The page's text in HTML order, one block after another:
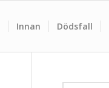
Innan Dödsfall